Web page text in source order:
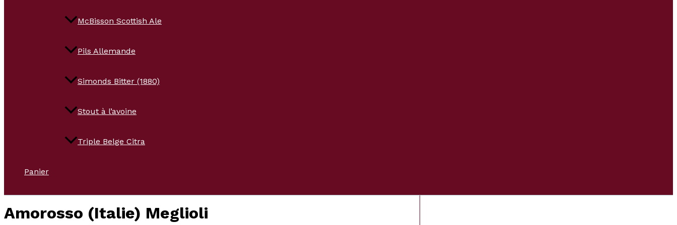
McBisson Scottish Ale
Pils Allemande
Simonds Bitter (1880)
Stout à l’avoine
Triple Belge Citra
Panier
Amorosso (Italie) Meglioli